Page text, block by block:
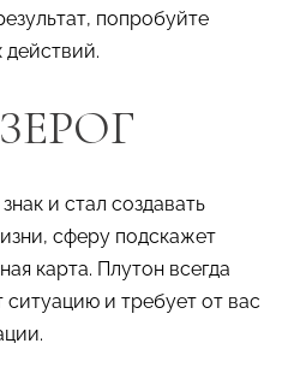
попробуйте
действий.
и стал создавать
сферу подскажет
карта. Плутон всегда
и требует от вас